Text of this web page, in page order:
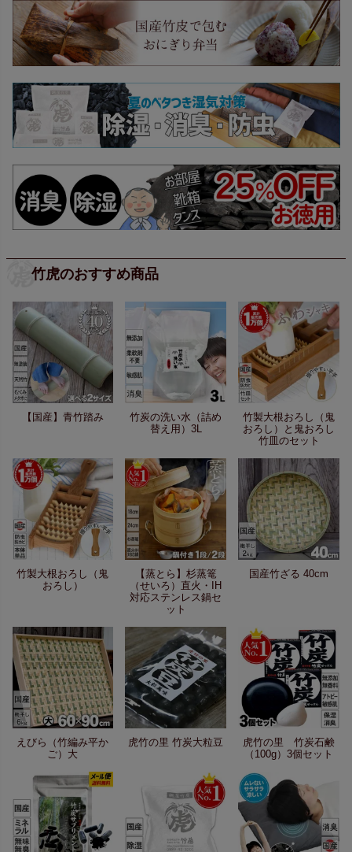
竹虎のおすすめ商品
【国産】青竹踏み
竹炭の洗い水（詰め
替え用）3L
竹製大根おろし（鬼
おろし）と鬼おろし
竹皿のセット
竹製大根おろし（鬼
おろし）
【蒸とら】杉蒸篭
（せいろ）直火・IH
対応ステンレス鍋セ
ット
国産竹ざる 40cm
えびら（竹編み平か
ご）大
虎竹の里 竹炭大粒豆
虎竹の里 竹炭石鹸
（100g）3個セット